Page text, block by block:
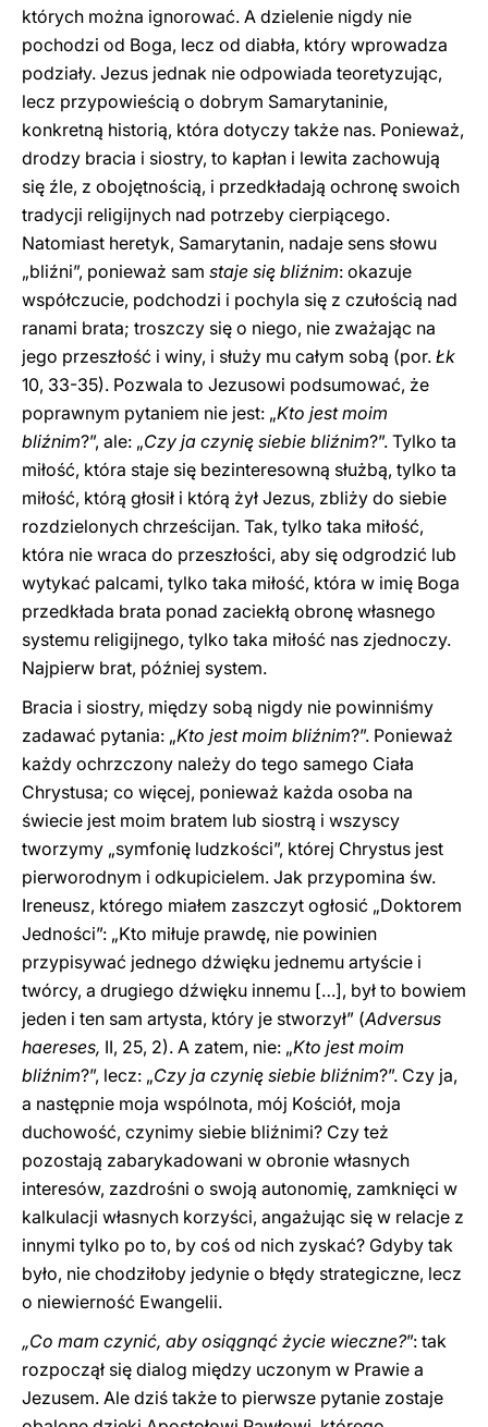
których można ignorować. A dzielenie nigdy nie
pochodzi od Boga, lecz od diabła, który wprowadza
podziały. Jezus jednak nie odpowiada teoretyzując,
lecz przypowieścią o dobrym Samarytaninie,
konkretną historią, która dotyczy także nas. Ponieważ,
drodzy bracia i siostry, to kapłan i lewita zachowują
się źle, z obojętnością, i przedkładają ochronę swoich
tradycji religijnych nad potrzeby cierpiącego.
Natomiast heretyk, Samarytanin, nadaje sens słowu
„bliźni”, ponieważ sam staje się bliźnim: okazuje
współczucie, podchodzi i pochyla się z czułością nad
ranami brata; troszczy się o niego, nie zważając na
jego przeszłość i winy, i służy mu całym sobą (por. Łk
10, 33-35). Pozwala to Jezusowi podsumować, że
poprawnym pytaniem nie jest: „Kto jest moim
bliźnim?”, ale: „Czy ja czynię siebie bliźnim?”. Tylko ta
miłość, która staje się bezinteresowną służbą, tylko ta
miłość, którą głosił i którą żył Jezus, zbliży do siebie
rozdzielonych chrześcijan. Tak, tylko taka miłość,
która nie wraca do przeszłości, aby się odgrodzić lub
wytykać palcami, tylko taka miłość, która w imię Boga
przedkłada brata ponad zaciekłą obronę własnego
systemu religijnego, tylko taka miłość nas zjednoczy.
Najpierw brat, później system.
Bracia i siostry, między sobą nigdy nie powinniśmy
zadawać pytania: „Kto jest moim bliźnim?”. Ponieważ
każdy ochrzczony należy do tego samego Ciała
Chrystusa; co więcej, ponieważ każda osoba na
świecie jest moim bratem lub siostrą i wszyscy
tworzymy „symfonię ludzkości”, której Chrystus jest
pierworodnym i odkupicielem. Jak przypomina św.
Ireneusz, którego miałem zaszczyt ogłosić „Doktorem
Jedności”: „Kto miłuje prawdę, nie powinien
przypisywać jednego dźwięku jednemu artyście i
twórcy, a drugiego dźwięku innemu […], był to bowiem
jeden i ten sam artysta, który je stworzył” (Adversus
haereses, II, 25, 2). A zatem, nie: „Kto jest moim
bliźnim?”, lecz: „Czy ja czynię siebie bliźnim?”. Czy ja,
a następnie moja wspólnota, mój Kościół, moja
duchowość, czynimy siebie bliźnimi? Czy też
pozostają zabarykadowani w obronie własnych
interesów, zazdrośni o swoją autonomię, zamknięci w
kalkulacji własnych korzyści, angażując się w relacje z
innymi tylko po to, by coś od nich zyskać? Gdyby tak
było, nie chodziłoby jedynie o błędy strategiczne, lecz
o niewierność Ewangelii.
„Co mam czynić, aby osiągnąć życie wieczne?”: tak
rozpoczął się dialog między uczonym w Prawie a
Jezusem. Ale dziś także to pierwsze pytanie zostaje